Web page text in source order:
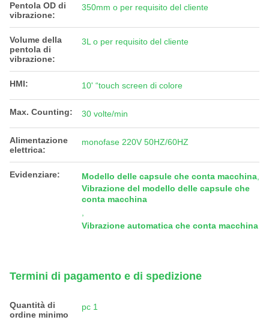
Pentola OD di
vibrazione:
350mm o per requisito del cliente
Volume della
pentola di
vibrazione:
3L o per requisito del cliente
HMI: 10' “touch screen di colore
Max. Counting: 30 volte/min
Alimentazione
elettrica:
monofase 220V 50HZ/60HZ
Evidenziare: Modello delle capsule che conta macchina
Vibrazione del modello delle capsule che
conta macchina
Vibrazione automatica che conta macchina
Termini di pagamento e di spedizione
Quantità di
ordine minimo
pc 1